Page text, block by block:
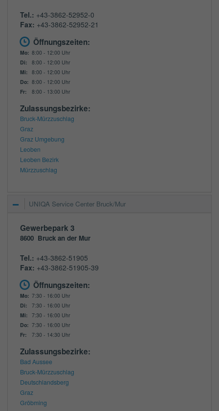
Tel.: +43-3862-52952-0
Fax: +43-3862-52952-21
Öffnungszeiten:
Mo: 8:00 - 12:00 Uhr
Di:
8:00 - 12:00 Uhr
Mi: 8:00 - 12:00 Uhr
Do: 8:00 - 12:00 Uhr
Fr:
8:00 - 13:00 Uhr
Zulassungsbezirke:
Bruck-Mürzzuschlag
Graz
Graz Umgebung
Leoben
Leoben Bezirk
Mürzzuschlag
UNIQA Service Center Bruck/Mur
Gewerbepark 3
8600 Bruck an der Mur
Tel.: +43-3862-51905
Fax: +43-3862-51905-39
Öffnungszeiten:
Mo: 7:30 - 16:00 Uhr
Di:
7:30 - 16:00 Uhr
Mi: 7:30 - 16:00 Uhr
Do: 7:30 - 16:00 Uhr
Fr:
7:30 - 14:30 Uhr
Zulassungsbezirke:
Bad Aussee
Bruck-Mürzzuschlag
Deutschlandsberg
Graz
Gröbming